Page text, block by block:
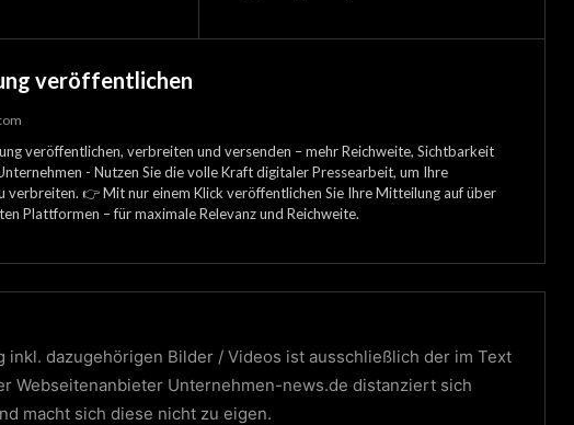
veröffentlichen
veröffentlichen, verbreiten und versenden – mehr Reichweite, Sichtbarkeit
- Nutzen Sie die volle Kraft digitaler Pressearbeit, um Ihre
verbreiten. 👉 Mit nur einem Klick veröffentlichen Sie Ihre Mitteilung auf über
Plattformen – für maximale Relevanz und Reichweite.
dazugehörigen Bilder / Videos ist ausschließlich der im Text
Webseitenanbieter Unternehmen-news.de distanziert sich
macht sich diese nicht zu eigen.